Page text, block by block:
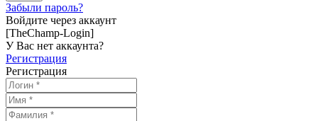
Забыли пароль?
Войдите через аккаунт
[TheChamp-Login]
У Вас нет аккаунта?
Регистрация
Регистрация